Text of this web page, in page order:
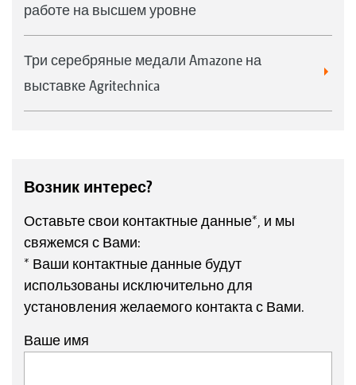
работе на высшем уровне
Три серебряные медали Amazone на
выставке Agritechnica
Возник интерес?
Оставьте свои контактные данные*, и мы
свяжемся с Вами:
* Ваши контактные данные будут
использованы исключительно для
установления желаемого контакта с Вами.
Ваше имя